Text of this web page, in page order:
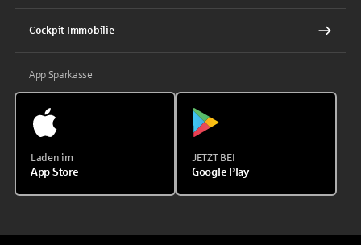
Cockpit Immobilie
App Sparkasse
Laden im
App Store
JETZT BEI
Google Play